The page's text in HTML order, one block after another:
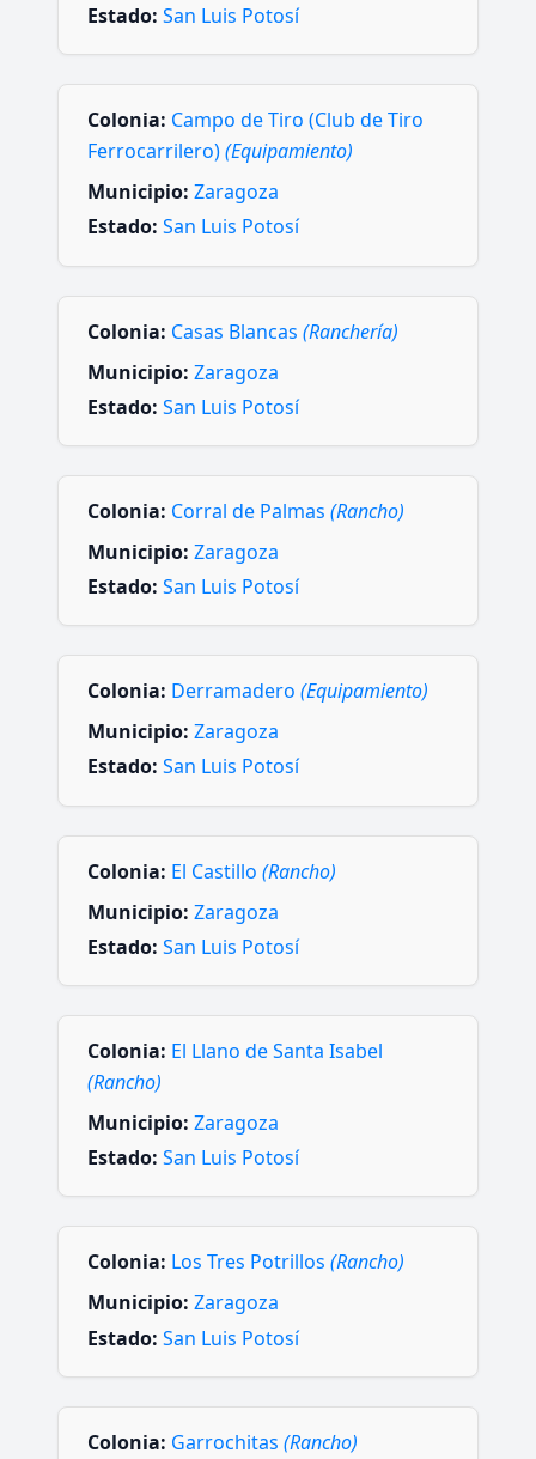
Estado: San Luis Potosí
Colonia: Campo de Tiro (Club de Tiro
Ferrocarrilero)(Equipamiento)
Municipio: Zaragoza
Estado: San Luis Potosí
Colonia: Casas Blancas (Ranchería)
Municipio: Zaragoza
Estado: San Luis Potosí
Colonia: Corral de Palmas (Rancho)
Municipio: Zaragoza
Estado: San Luis Potosí
Colonia: Derramadero (Equipamiento)
Municipio: Zaragoza
Estado: San Luis Potosí
Colonia: El Castillo (Rancho)
Municipio: Zaragoza
Estado: San Luis Potosí
Colonia: El Llano de Santa Isabel
(Rancho)
Municipio: Zaragoza
Estado: San Luis Potosí
Colonia: Los Tres Potrillos (Rancho)
Municipio: Zaragoza
Estado: San Luis Potosí
Colonia: Garrochitas (Rancho)